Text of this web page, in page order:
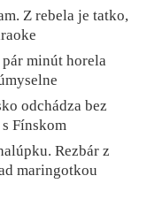
Z rebela je tatko,
minút horela
odchádza bez
Fínskom
Rezbár z
maringotkou